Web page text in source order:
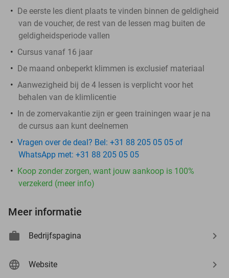
De eerste les dient plaats te vinden binnen de geldigheid
van de voucher, de rest van de lessen mag buiten de
geldigheidsperiode vallen
Cursus vanaf 16 jaar
De maand onbeperkt klimmen is exclusief materiaal
Aanwezigheid bij de 4 lessen is verplicht voor het
behalen van de klimlicentie
In de zomervakantie zijn er geen trainingen waar je na
de cursus aan kunt deelnemen
Vragen over de deal? Bel: +31 88 205 05 05 of
WhatsApp met: +31 88 205 05 05
Koop zonder zorgen, want jouw aankoop is 100%
verzekerd (meer info)
Meer informatie
Bedrijfspagina
Website